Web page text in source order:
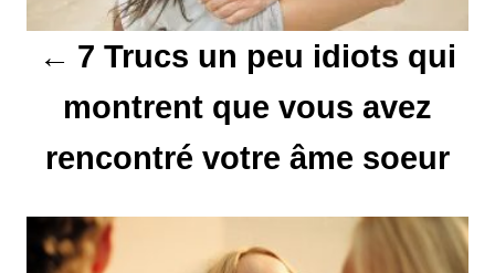
e
7 Trucs un peu idiots qui
montrent que vous avez
rencontré votre âme soeur